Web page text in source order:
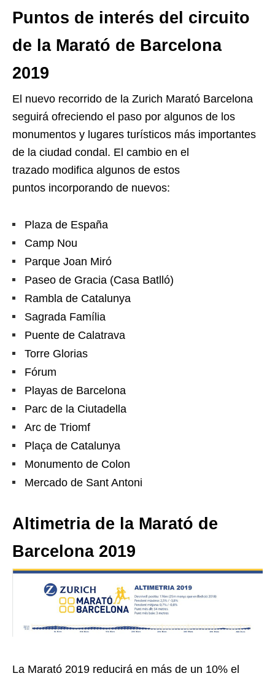
Puntos de interés del circuito
de la Marató de Barcelona
2019
El nuevo recorrido de la Zurich Marató Barcelona
seguirá ofreciendo el paso por algunos de los
monumentos y lugares turísticos más importantes
de la ciudad condal. El cambio en el
trazado modifica algunos de estos
puntos incorporando de nuevos:
Plaza de España
Camp Nou
Parque Joan Miró
Paseo de Gracia (Casa Batlló)
Rambla de Catalunya
Sagrada Família
Puente de Calatrava
Torre Glorias
Fórum
Playas de Barcelona
Parc de la Ciutadella
Arc de Triomf
Plaça de Catalunya
Monumento de Colon
Mercado de Sant Antoni
Altimetria de la Marató de
Barcelona 2019
La Marató 2019 reducirá en más de un 10% el